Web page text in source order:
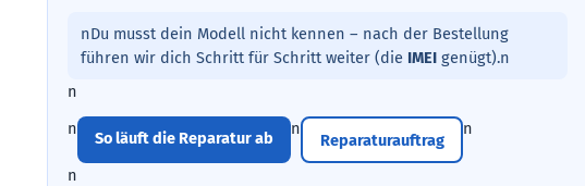
nDu musst dein Modell nicht kennen – nach der Bestellung
führen wir dich Schritt für Schritt weiter (die IMEI genügt).n
n
n
So läuft die Reparatur ab n
Reparaturauftrag
n
n